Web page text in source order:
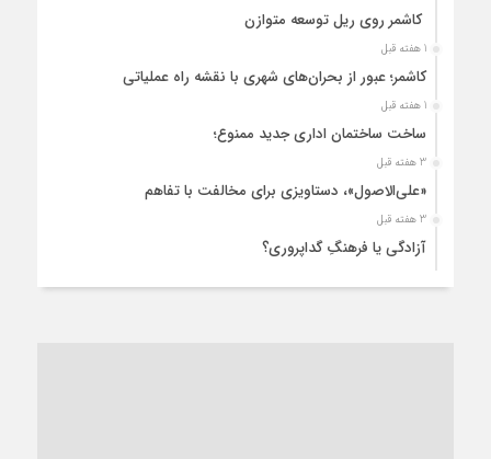
کاشمر روی ریل توسعه متوازن
1 هفته قبل
کاشمر؛ عبور از بحران‌های شهری با نقشه راه عملیاتی
1 هفته قبل
ساخت ساختمان اداری جدید ممنوع؛
3 هفته قبل
«علی‌الاصول»، دستاویزی برای مخالفت با تفاهم
3 هفته قبل
آزادگی یا فرهنگِ گداپروری؟